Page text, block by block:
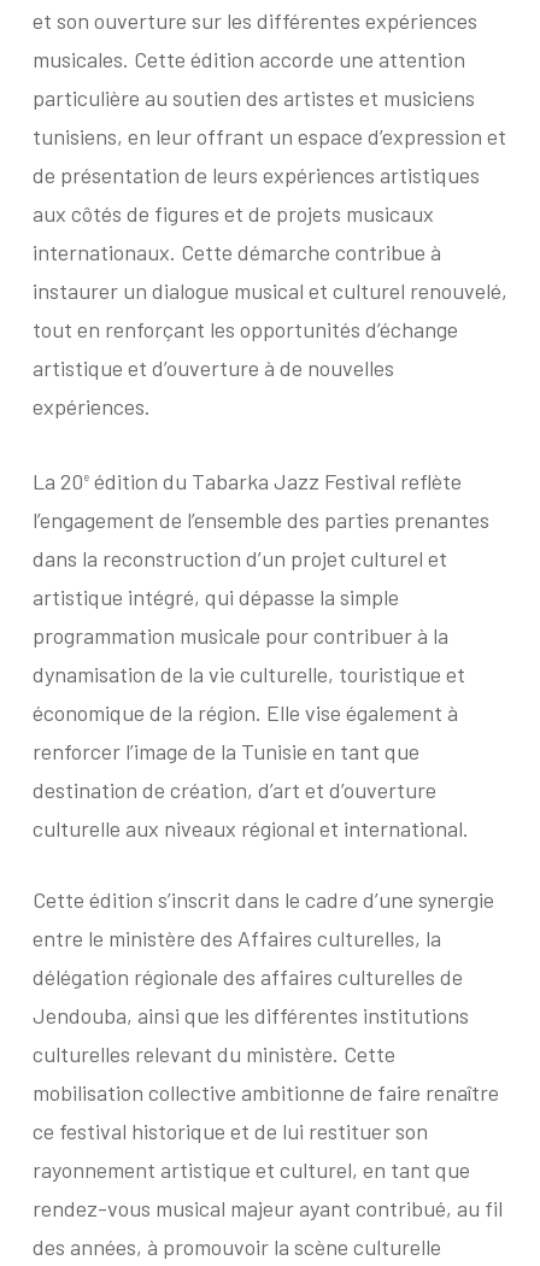
et son ouverture sur les différentes expériences
musicales. Cette édition accorde une attention
particulière au soutien des artistes et musiciens
tunisiens, en leur offrant un espace d’expression et
de présentation de leurs expériences artistiques
aux côtés de figures et de projets musicaux
internationaux. Cette démarche contribue à
instaurer un dialogue musical et culturel renouvelé,
tout en renforçant les opportunités d’échange
artistique et d’ouverture à de nouvelles
expériences.
La 20eédition du Tabarka Jazz Festival reflète
l’engagement de l’ensemble des parties prenantes
dans la reconstruction d’un projet culturel et
artistique intégré, qui dépasse la simple
programmation musicale pour contribuer à la
dynamisation de la vie culturelle, touristique et
économique de la région. Elle vise également à
renforcer l’image de la Tunisie en tant que
destination de création, d’art et d’ouverture
culturelle aux niveaux régional et international.
Cette édition s’inscrit dans le cadre d’une synergie
entre le ministère des Affaires culturelles, la
délégation régionale des affaires culturelles de
Jendouba, ainsi que les différentes institutions
culturelles relevant du ministère. Cette
mobilisation collective ambitionne de faire renaître
ce festival historique et de lui restituer son
rayonnement artistique et culturel, en tant que
rendez-vous musical majeur ayant contribué, au fil
des années, à promouvoir la scène culturelle